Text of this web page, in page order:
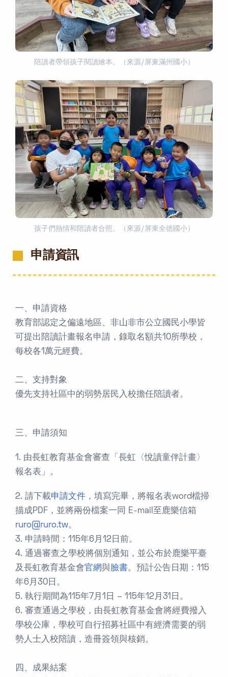
陪讀者帶領孩子閱讀繪本。（來源/屏東滿州國小）
孩子們熱情和陪讀者合照。（來源/屏東全徳國小）
申請資訊
一、申請資格
教育部認定之偏遠地區、非山非市公立國民小學皆
可提出陪讀計畫報名申請，錄取名額共10所學校，
每校各1萬元經費。
二、支持對象
優先支持社區中的弱勢居民入校擔任陪讀者。
三、申請須知
1. 由長虹教育基金會審查「長虹〈悅讀童伴計畫〉
報名表」。
2. 請下載申請文件 ，填寫完畢，將報名表word檔掃
描成PDF，並將兩份檔案一同 E-mail至鹿樂信箱
ruro@ruro.tw。
3. 申請時間：115年6月12日前。
4. 通過審查之學校將個別通知，並公布於鹿樂平臺
及長虹教育基金會官網與臉書。預計公告日期：115
年6月30日。
5. 執行期間為115年7月1日 – 115年12月31日。
6. 審查通過之學校，由長虹教育基金會將經費撥入
學校公庫，學校可自行招募社區中有經濟需要的弱
勢人士入校陪讀，造冊簽領與核銷。
四、成果結案